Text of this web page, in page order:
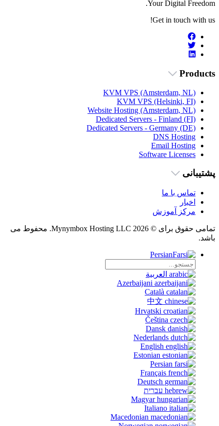
Your Digital Freedom.
Get in touch with us!
Products
KVM VPS (Amsterdam, NL)
KVM VPS (Helsinki, FI)
Website Hosting (Amsterdam, NL)
Dedicated Servers - Finland (FI)
Dedicated Servers - Germany (DE)
DNS Hosting
Email Hosting
Software Licenses
پشتیبانی
تماس با ما
اخبار
مرکز آموزش
تمامی حقوق برای © 2026 Mynymbox Hosting LLC. محفوط می
باشد.
Persian
العربية
Azerbaijani
Català
中文
Hrvatski
Čeština
Dansk
Nederlands
English
Estonian
Persian
Français
Deutsch
עברית
Magyar
Italiano
Macedonian